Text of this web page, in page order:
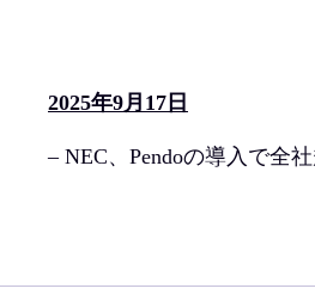
2025年9月17日
– NEC、Pendoの導入で全